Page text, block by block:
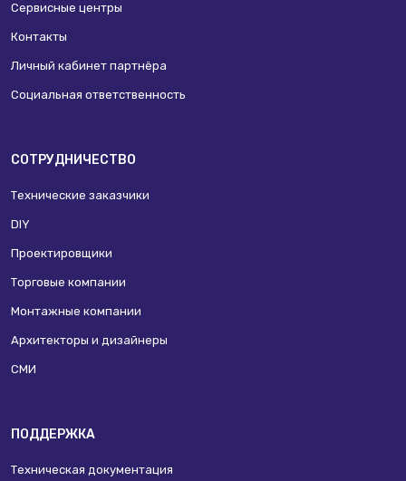
Сервисные центры
Контакты
Личный кабинет партнёра
Социальная ответственность
СОТРУДНИЧЕСТВО
Технические заказчики
DIY
Проектировщики
Торговые компании
Монтажные компании
Архитекторы и дизайнеры
СМИ
ПОДДЕРЖКА
Техническая документация